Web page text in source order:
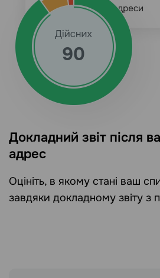
Докладний звіт після
адрес
Оцініть, в якому стані ваш
завдяки докладному звіту з